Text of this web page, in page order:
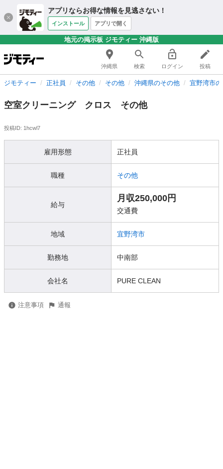
アプリならお得な情報を見逃さない！
インストール アプリで開く
地元の掲示板 ジモティー 沖縄版
沖縄県 検索 ログイン 投稿
ジモティー 正社員 その他 その他 沖縄県のその他 宜野湾市
空室クリーニング クロス その他
投稿ID: 1hcwl7
雇用形態 正社員
職種 その他
給与
月収250,000円
交通費
地域 宜野湾市
勤務地 中南部
会社名 PURE CLEAN
注意事項 通報